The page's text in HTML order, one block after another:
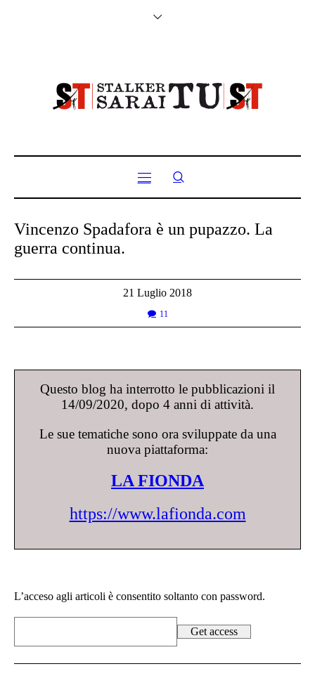
Vincenzo Spadafora è un pupazzo. La
guerra continua.
21 Luglio 2018
11
Questo blog ha interrotto le pubblicazioni il
14/09/2020, dopo 4 anni di attività.
Le sue tematiche sono ora sviluppate da una
nuova piattaforma:
LA FIONDA
https://www.lafionda.com
L’acceso agli articoli è consentito soltanto con password.